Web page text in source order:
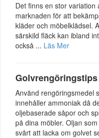
Det finns en stor
marknaden för att
kläder och möbelklädsel.
särskild fläck kan ibland
också ... Läs Mer
Använd rengöringsmedel
innehåller ammoniak då
oljebaserade såpor och
på dina möbler. Oljan
svårt att lacka om golvet